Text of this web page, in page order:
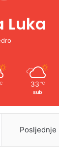
Luka
33 ℃
sub
Posljednje